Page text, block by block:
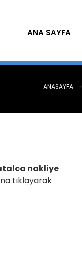
ANA SAYFA
ANASAYFA
nakliye
tıklayarak